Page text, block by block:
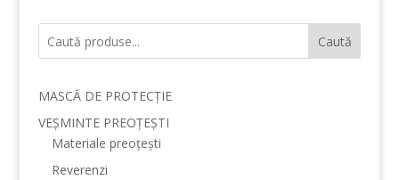
Caută
MASCĂ DE PROTECȚIE
VEȘMINTE PREOȚEȘTI
Materiale preoțești
Reverenzi